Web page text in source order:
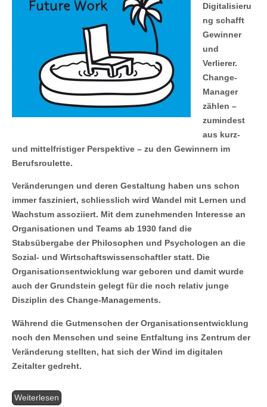
Digitalisieru
ng schafft
Gewinner
und
Verlierer.
Change-
Manager
zählen –
zumindest
aus kurz-
und mittelfristiger Perspektive – zu den Gewinnern im
Berufsroulette.
Veränderungen und deren Gestaltung haben uns schon
immer fasziniert, schliesslich wird Wandel mit Lernen und
Wachstum assoziiert. Mit dem zunehmenden Interesse an
Organisationen und Teams ab 1930 fand die
Stabsübergabe der Philosophen und Psychologen an die
Sozial- und Wirtschaftswissenschaftler statt. Die
Organisationsentwicklung war geboren und damit wurde
auch der Grundstein gelegt für die noch relativ junge
Disziplin des Change-Managements.
Während die Gutmenschen der Organisationsentwicklung
noch den Menschen und seine Entfaltung ins Zentrum der
Veränderung stellten, hat sich der Wind im digitalen
Zeitalter gedreht.
Weiterlesen